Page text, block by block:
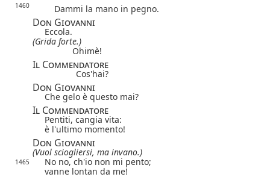
1460 Dammi la mano in pegno.
Don Giovanni
Eccola.
(Grida forte.)
Ohimè!
Il Commendatore
Cos'hai?
Don Giovanni
Che gelo è questo mai?
Il Commendatore
Pentiti, cangia vita:
è l'ultimo momento!
Don Giovanni
(Vuol sciogliersi, ma invano.)
1465
No no, ch'io non mi pento;
vanne lontan da me!